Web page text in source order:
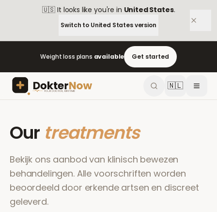
🇺🇸 It looks like you're in United States.
Switch to United Statesversion
Weight loss plans available Get started
🇳🇱
Our treatments
Bekijk ons aanbod van klinisch bewezen
behandelingen. Alle voorschriften worden
beoordeeld door erkende artsen en discreet
geleverd.